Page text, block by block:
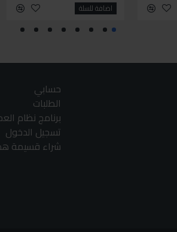
اضافة للسلة
حسابي
الطلبات
برنامج نظام
تسجيل الدخول
شراء قسيمة